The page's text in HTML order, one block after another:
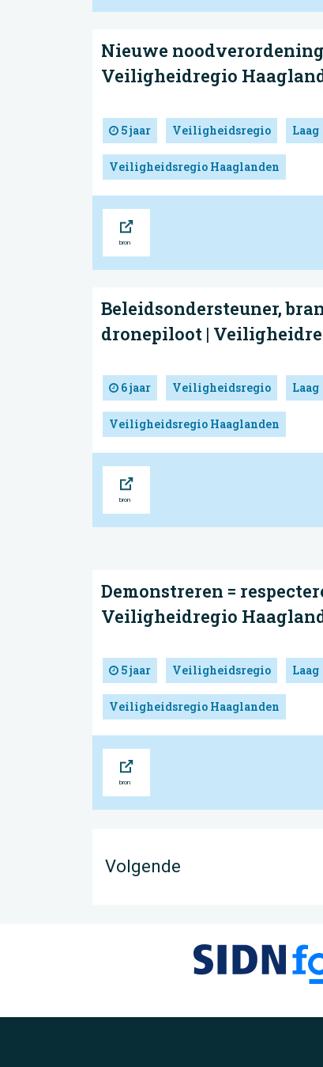
Nieuwe noodverordening
Veiligheidregio
5 jaar Veiligheidsregio Laag
Veiligheidsregio Haaglanden
Beleidsondersteuner,
dronepiloot |
6 jaar Veiligheidsregio Laag
Veiligheidsregio Haaglanden
Demonstreren =
Veiligheidregio
5 jaar Veiligheidsregio Laag
Veiligheidsregio Haaglanden
Volgende